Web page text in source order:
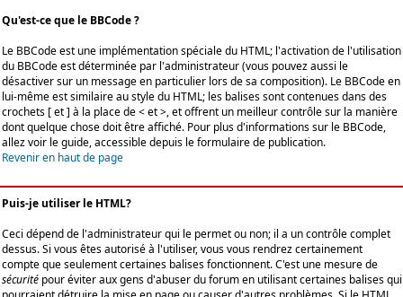
Qu'est-ce que le BBCode ?
Le BBCode est une implémentation spéciale du HTML; l'activation de l'utilisation
du BBCode est déterminée par l'administrateur (vous pouvez aussi le
désactiver sur un message en particulier lors de sa composition). Le BBCode en
lui-même est similaire au style du HTML; les balises sont contenues dans des
crochets [ et ] à la place de < et >, et offrent un meilleur contrôle sur la manière
dont quelque chose doit être affiché. Pour plus d'informations sur le BBCode,
allez voir le guide, accessible depuis le formulaire de publication.
Revenir en haut de page
Puis-je utiliser le HTML?
Ceci dépend de l'administrateur qui le permet ou non; il a un contrôle complet
dessus. Si vous êtes autorisé à l'utiliser, vous vous rendrez certainement
compte que seulement certaines balises fonctionnent. C'est une mesure de
sécurité pour éviter aux gens d'abuser du forum en utilisant certaines balises qui